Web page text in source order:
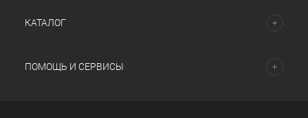
КАТАЛОГ
ПОМОЩЬ И СЕРВИСЫ